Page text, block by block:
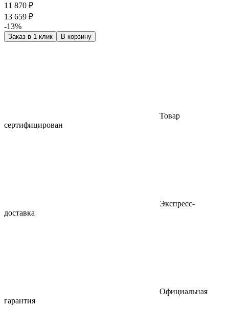
11 870 ₽
13 659 ₽
-13%
Заказ в 1 клик В корзину
Товар
сертифицирован
Экспресс-
доставка
Официальная
гарантия